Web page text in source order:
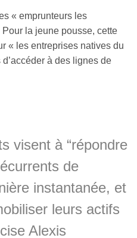
« emprunteurs les
la jeune pousse, cette
« les entreprises natives du
à des lignes de
visent à “répondre
de
instantanée, et
leurs actifs
Alexis